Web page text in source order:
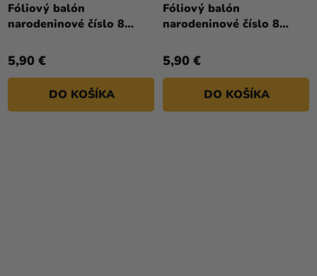
Fóliový balón
narodeninové číslo 8
5,90 €
DO KOŠÍKA
Fóliový balón
narodeninové číslo 8
5,90 €
DO KOŠÍKA